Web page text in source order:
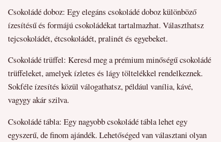
Csokoládé doboz: Egy elegáns csokoládé doboz különböző
ízesítésű és formájú csokoládékat tartalmazhat. Választhatsz
tejcsokoládét, étcsokoládét, pralinét és egyebeket.
Csokoládé trüffel: Keresd meg a prémium minőségű csokoládé
trüffeleket, amelyek ízletes és lágy töltelékkel rendelkeznek.
Sokféle ízesítés közül válogathatsz, például vanília, kávé,
vagygy akár szilva.
Csokoládé tábla: Egy nagyobb csokoládé tábla lehet egy
egyszerű, de finom ajándék. Lehetőséged van választani olyan